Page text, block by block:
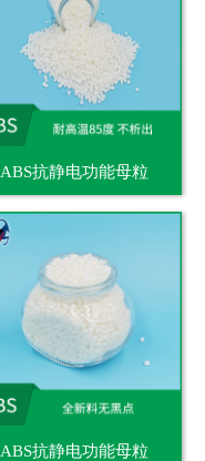
ABS抗静电功能母粒
ABS抗静电功能母粒